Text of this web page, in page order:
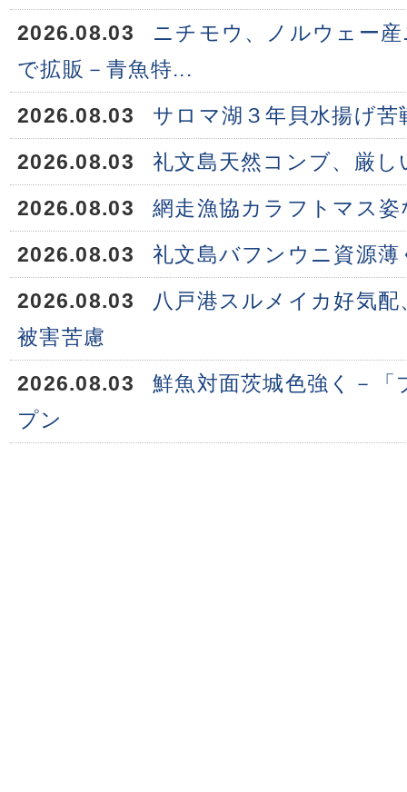
2026.08.03
ニチモウ、ノルウェー
で拡販－青魚特...
2026.08.03
サロマ湖３年貝水揚げ苦
2026.08.03
礼文島天然コンブ、厳し
2026.08.03
網走漁協カラフトマス
2026.08.03
礼文島バフンウニ資源薄
2026.08.03
八戸港スルメイカ好気
被害苦慮
2026.08.03
鮮魚対面茨城色強く－
プン